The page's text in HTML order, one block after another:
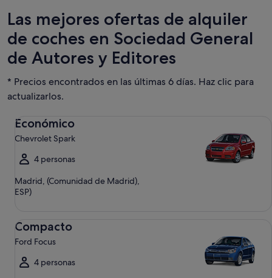
Las mejores ofertas de alquiler
de coches en Sociedad General
de Autores y Editores
* Precios encontrados en las últimas 6 días. Haz clic para
actualizarlos.
Económico
Chevrolet Spark
4 personas
Madrid, (Comunidad de Madrid),
ESP)
Compacto
Ford Focus
4 personas